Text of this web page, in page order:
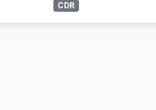
CDR